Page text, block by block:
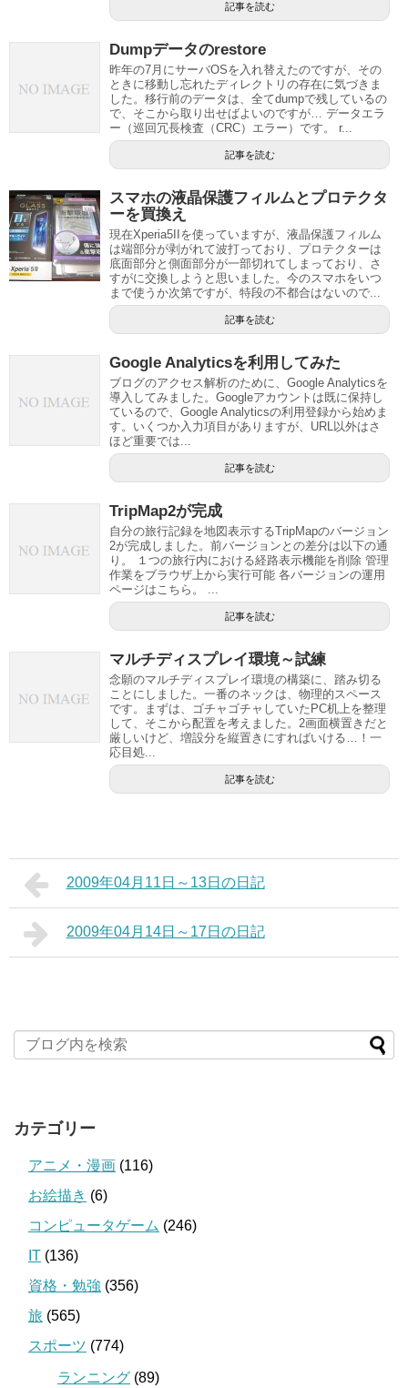
記事を読む
Dumpデータのrestore
昨年の7月にサーバOSを入れ替えたのですが、その
ときに移動し忘れたディレクトリの存在に気づきま
した。移行前のデータは、全てdumpで残しているの
で、そこから取り出せばよいのですが… データエラ
ー（巡回冗長検査（CRC）エラー）です。 r...
記事を読む
スマホの液晶保護フィルムとプロテクタ
ーを買換え
現在Xperia5IIを使っていますが、液晶保護フィルム
は端部分が剥がれて波打っており、プロテクターは
底面部分と側面部分が一部切れてしまっており、さ
すがに交換しようと思いました。今のスマホをいつ
まで使うか次第ですが、特段の不都合はないので...
記事を読む
Google Analyticsを利用してみた
ブログのアクセス解析のために、Google Analyticsを
導入してみました。Googleアカウントは既に保持し
ているので、Google Analyticsの利用登録から始めま
す。いくつか入力項目がありますが、URL以外はさ
ほど重要では...
記事を読む
TripMap2が完成
自分の旅行記録を地図表示するTripMapのバージョン
2が完成しました。前バージョンとの差分は以下の通
り。 １つの旅行内における経路表示機能を削除 管理
作業をブラウザ上から実行可能 各バージョンの運用
ページはこちら。 ...
記事を読む
マルチディスプレイ環境～試練
念願のマルチディスプレイ環境の構築に、踏み切る
ことにしました。一番のネックは、物理的スペース
です。まずは、ゴチャゴチャしていたPC机上を整理
して、そこから配置を考えました。2画面横置きだと
厳しいけど、増設分を縦置きにすればいける…！一
応目処...
記事を読む
2009年04月11日～13日の日記
2009年04月14日～17日の日記
カテゴリー
アニメ・漫画 (116)
お絵描き (6)
コンピュータゲーム (246)
IT (136)
資格・勉強 (356)
旅 (565)
スポーツ (774)
ランニング (89)